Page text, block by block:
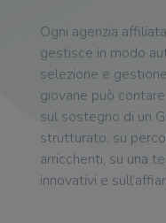
Ogni agenzia
gestisce in modo
selezione e
giovane può
sul sostegno di un
strutturato, su
arricchenti, su una
innovativi e